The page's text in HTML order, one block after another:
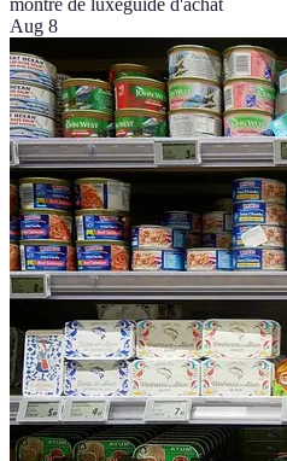
montre de luxeguide d'achat
Aug 8